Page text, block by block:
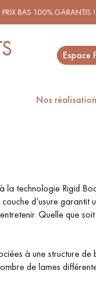
GARANTIS !
Espace
Nos
la technologie Rigid
d’usure garantit
Quelle que
à une structure
de lames